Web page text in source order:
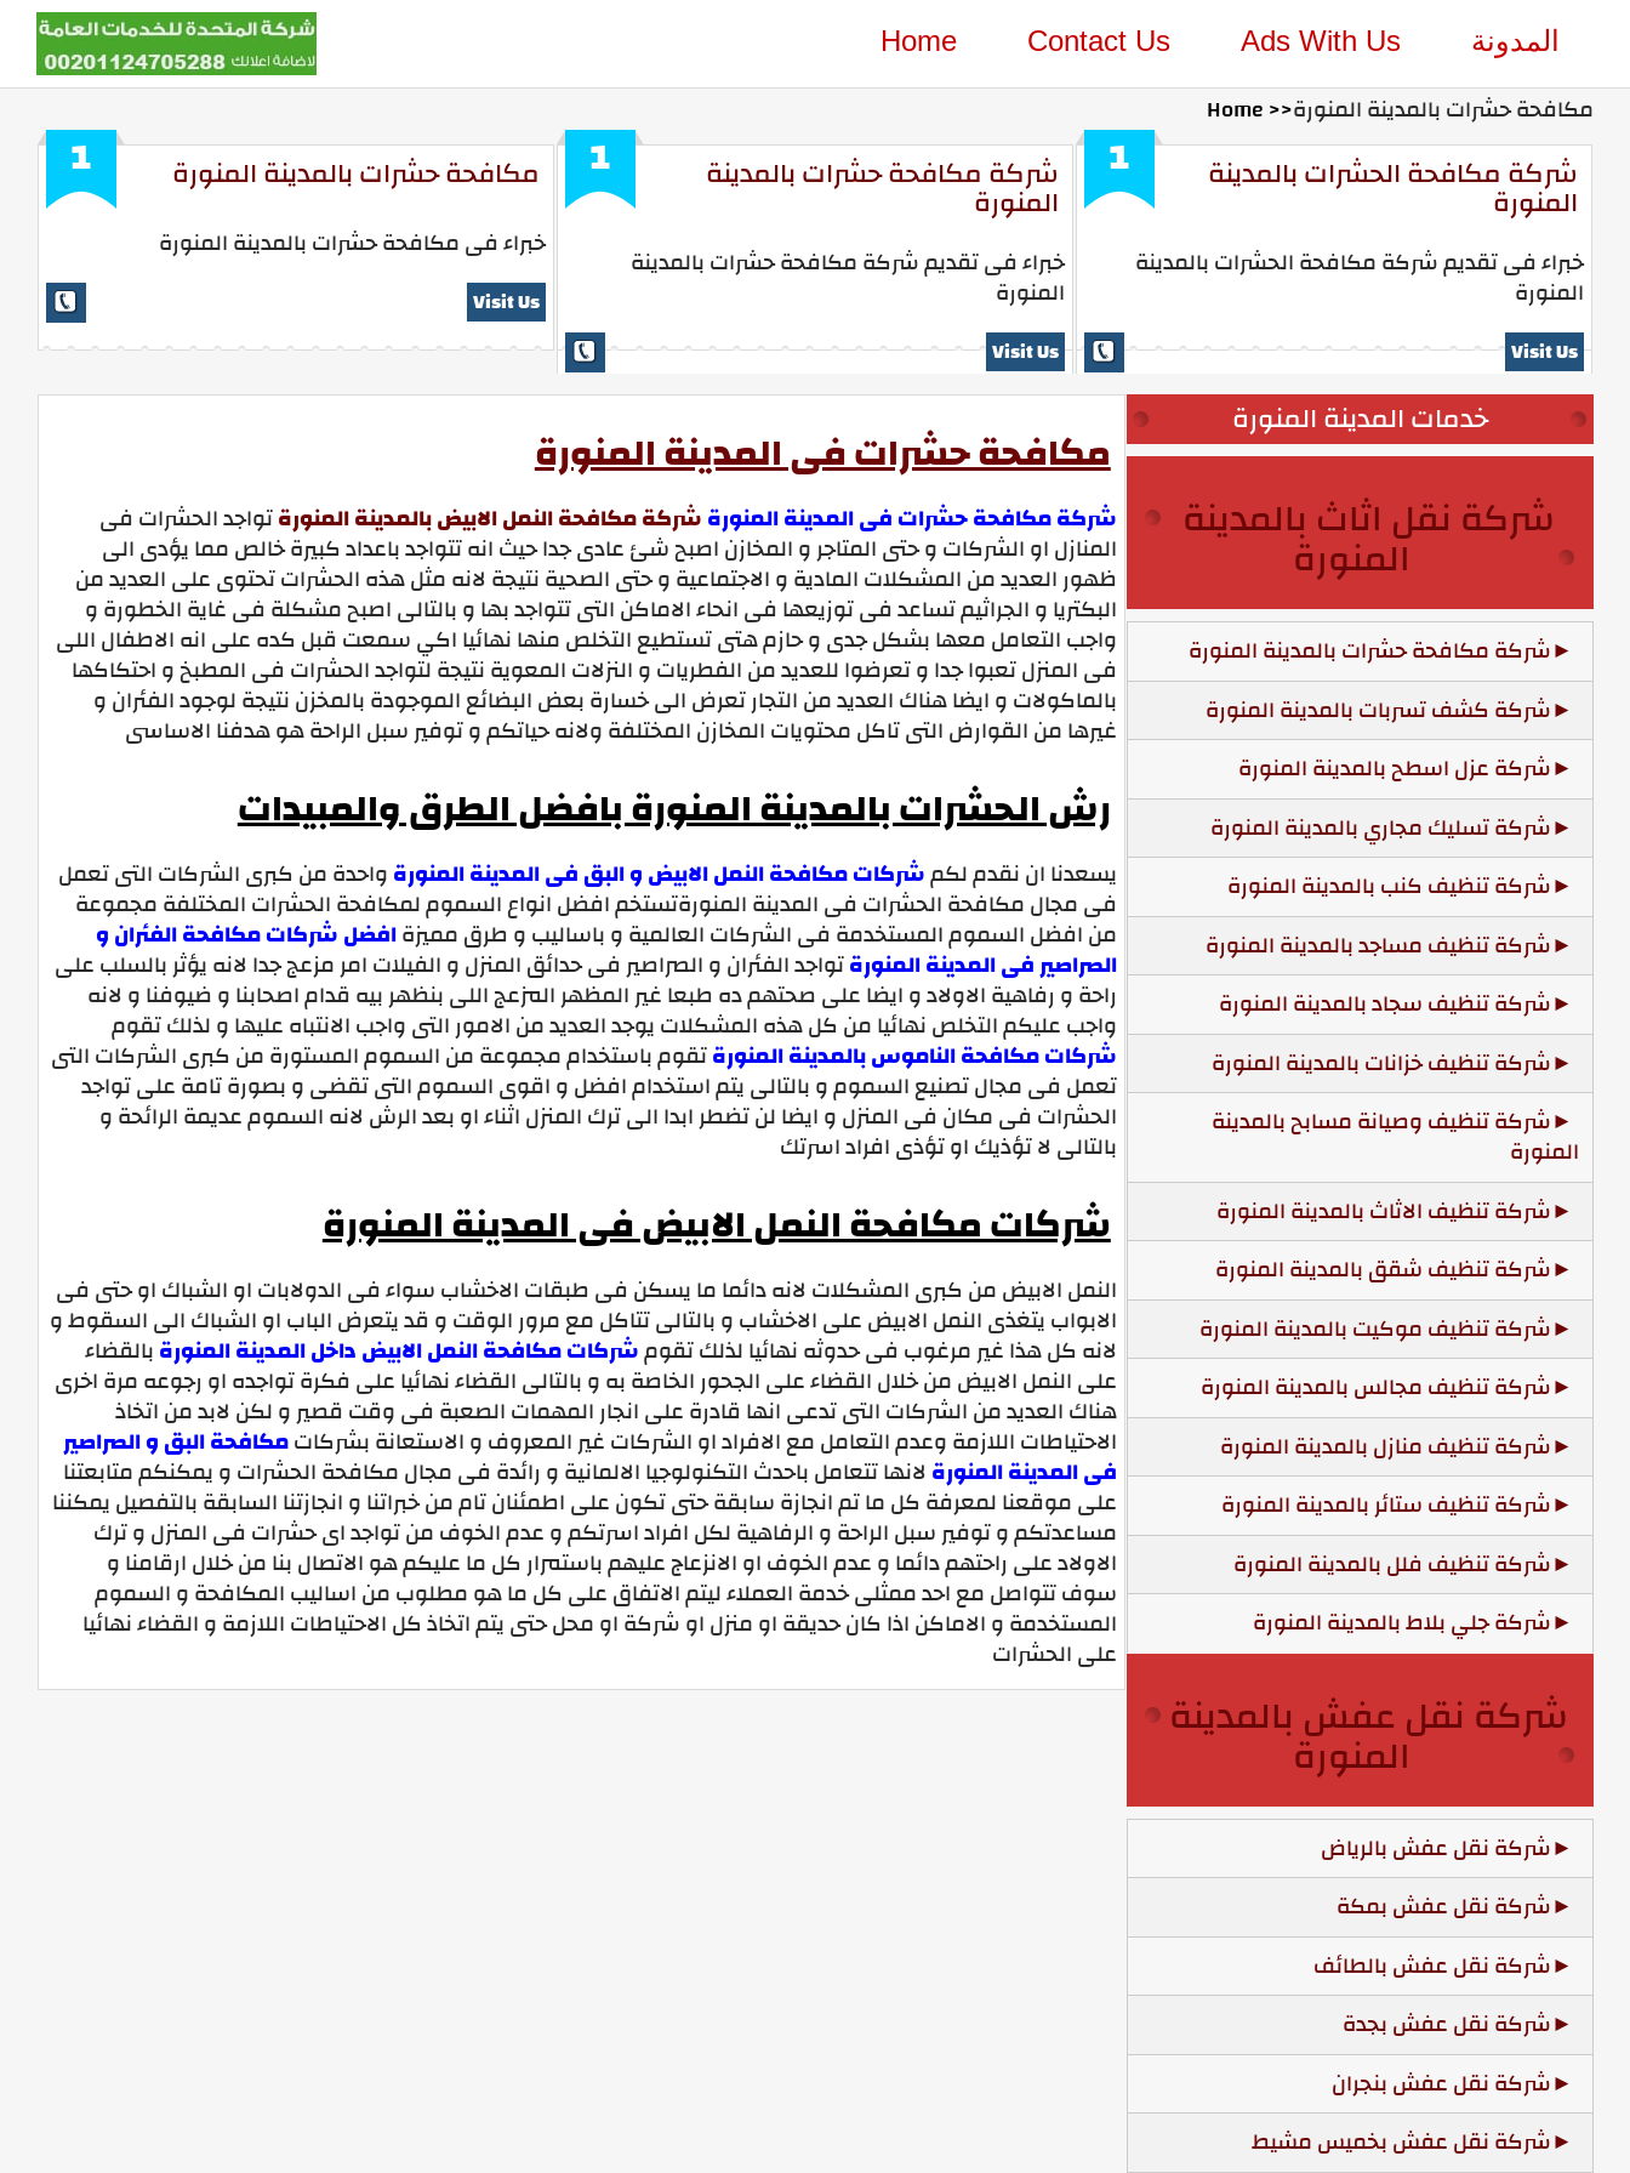
Home Contact Us Ads With Us المدونة
Home >>مكافحة حشرات بالمدينة المنورة
1 مكافحة حشرات بالمدينة المنورة
خبراء فى مكافحة حشرات بالمدينة المنورة
Visit Us
1 شركة مكافحة حشرات بالمدينة
المنورة
خبراء فى تقديم شركة مكافحة حشرات بالمدينة
المنورة
Visit Us
1 شركة مكافحة الحشرات بالمدينة
المنورة
خبراء فى تقديم شركة مكافحة الحشرات بالمدينة
المنورة
Visit Us
مكافحة حشرات فى المدينة المنورة
شركة مكافحة حشرات فى المدينة المنورةشركة مكافحة النمل الابيض بالمدينة المنورةتواجد الحشرات فى
المنازل او الشركات و حتى المتاجر و المخازن اصبح شئ عادى جدا حيث انه تتواجد باعداد كبيرة خالص مما يؤدى الى
ظهور العديد من المشكلات المادية و الاجتماعية و حتى الصحية نتيجة لانه مثل هذه الحشرات تحتوى على العديد من
البكتريا و الجراثيم تساعد فى توزيعها فى انحاء الاماكن التى تتواجد بها و بالتالى اصبح مشكلة فى غاية الخطورة و
واجب التعامل معها بشكل جدى و حازم هتى تستطيع التخلص منها نهائيا اكي سمعت قبل كده على انه الاطفال اللى
فى المنزل تعبوا جدا و تعرضوا للعديد من الفطريات و النزلات المعوية نتيجة لتواجد الحشرات فى المطبخ و احتكاكها
بالماكولات و ايضا هناك العديد من التجار تعرض الى خسارة بعض البضائع الموجودة بالمخزن نتيجة لوجود الفئران و
غيرها من القوارض التى تاكل محتويات المخازن المختلفة ولانه حياتكم و توفير سبل الراحة هو هدفنا الاساسى
رش الحشرات بالمدينة المنورة بافضل الطرق والمبيدات
يسعدنا ان نقدم لكمشركات مكافحة النمل الابيض و البق فى المدينة المنورةواحدة من كبرى الشركات التى تعمل
فى مجال مكافحة الحشرات فى المدينة المنورةتستخم افضل انواع السموم لمكافحة الحشرات المختلفة مجموعة
من افضل السموم المستخدمة فى الشركات العالمية و باساليب و طرق مميزةافضل شركات مكافحة الفئران و
الصراصير فى المدينة المنورةتواجد الفئران و الصراصير فى حدائق المنزل و الفيلات امر مزعج جدا لانه يؤثر بالسلب على
راحة و رفاهية الاولاد و ايضا على صحتهم ده طبعا غير المظهر المزعج اللى بنظهر بيه قدام اصحابنا و ضيوفنا و لانه
واجب عليكم التخلص نهائيا من كل هذه المشكلات يوجد العديد من الامور التى واجب الانتباه عليها و لذلك تقوم
شركات مكافحة الناموس بالمدينة المنورةتقوم باستخدام مجموعة من السموم المستورة من كبرى الشركات التى
تعمل فى مجال تصنيع السموم و بالتالى يتم استخدام افضل و اقوى السموم التى تقضى و بصورة تامة على تواجد
الحشرات فى مكان فى المنزل و ايضا لن تضطر ابدا الى ترك المنزل اثناء او بعد الرش لانه السموم عديمة الرائحة و
بالتالى لا تؤذيك او تؤذى افراد اسرتك
شركات مكافحة النمل الابيض فى المدينة المنورة
النمل الابيض من كبرى المشكلات لانه دائما ما يسكن فى طبقات الاخشاب سواء فى الدولابات او الشباك او حتى فى
الابواب يتغذى النمل الابيض على الاخشاب و بالتالى تتاكل مع مرور الوقت و قد يتعرض الباب او الشباك الى السقوط و
لانه كل هذا غير مرغوب فى حدوثه نهائيا لذلك تقومشركات مكافحة النمل الابيض داخل المدينة المنورةبالقضاء
على النمل الابيض من خلال القضاء على الجحور الخاصة به و بالتالى القضاء نهائيا على فكرة تواجده او رجوعه مرة اخرى
هناك العديد من الشركات التى تدعى انها قادرة على انجار المهمات الصعبة فى وقت قصير و لكن لابد من اتخاذ
الاحتياطات اللازمة وعدم التعامل مع الافراد او الشركات غير المعروف و الاستعانة بشركاتمكافحة البق و الصراصير
فى المدينة المنورةلانها تتعامل باحدث التكنولوجيا الالمانية و رائدة فى مجال مكافحة الحشرات و يمكنكم متابعتنا
على موقعنا لمعرفة كل ما تم انجازة سابقة حتى تكون على اطمئنان تام من خبراتنا و انجازتنا السابقة بالتفصيل يمكننا
مساعدتكم و توفير سبل الراحة و الرفاهية لكل افراد اسرتكم و عدم الخوف من تواجد اى حشرات فى المنزل و ترك
الاولاد على راحتهم دائما و عدم الخوف او الانزعاج عليهم باستمرار كل ما عليكم هو الاتصال بنا من خلال ارقامنا و
سوف تتواصل مع احد ممثلى خدمة العملاء ليتم الاتفاق على كل ما هو مطلوب من اساليب المكافحة و السموم
المستخدمة و الاماكن اذا كان حديقة او منزل او شركة او محل حتى يتم اتخاذ كل الاحتياطات اللازمة و القضاء نهائيا
على الحشرات
خدمات المدينة المنورة
شركة نقل اثاث بالمدينة
المنورة
شركة مكافحة حشرات بالمدينة المنورة
شركة كشف تسربات بالمدينة المنورة
شركة عزل اسطح بالمدينة المنورة
شركة تسليك مجاري بالمدينة المنورة
شركة تنظيف كنب بالمدينة المنورة
شركة تنظيف مساجد بالمدينة المنورة
شركة تنظيف سجاد بالمدينة المنورة
شركة تنظيف خزانات بالمدينة المنورة
شركة تنظيف وصيانة مسابح بالمدينة
المنورة
شركة تنظيف الاثاث بالمدينة المنورة
شركة تنظيف شقق بالمدينة المنورة
شركة تنظيف موكيت بالمدينة المنورة
شركة تنظيف مجالس بالمدينة المنورة
شركة تنظيف منازل بالمدينة المنورة
شركة تنظيف ستائر بالمدينة المنورة
شركة تنظيف فلل بالمدينة المنورة
شركة جلي بلاط بالمدينة المنورة
شركة نقل عفش بالمدينة
المنورة
شركة نقل عفش بالرياض
شركة نقل عفش بمكة
شركة نقل عفش بالطائف
شركة نقل عفش بجدة
شركة نقل عفش بنجران
شركة نقل عفش بخميس مشيط